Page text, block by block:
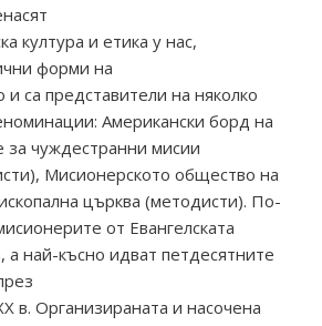
култура и етика у нас,
форми на
и са представители на няколко
Американски борд на
чуждестранни мисии
Мисионерското общество на
църква (методисти). По-
от Евангелската
а най-късно идват петдесятните
в. Организираната и насочена